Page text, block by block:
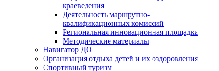
краеведения
Деятельность маршрутно-
квалификационных комиссий
Региональная инновационная площадка
Методические материалы
Навигатор ДО
Организация отдыха детей и их оздоровления
Спортивный туризм